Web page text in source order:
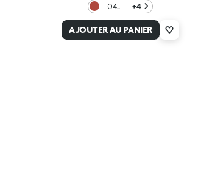
04
Red
Ritual
+4
AJOUTER AU PANIER